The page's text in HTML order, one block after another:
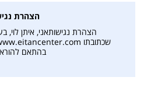
הצהרת
הצהרת נגישותאני, איתן
בהתאם